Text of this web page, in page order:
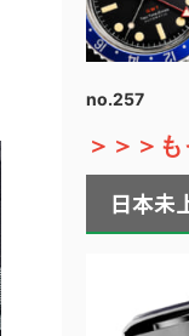
no.257
＞＞＞
日本未